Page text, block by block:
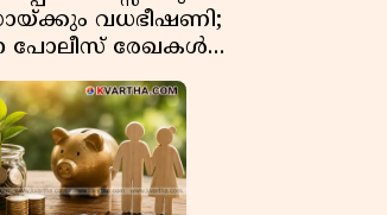
വധഭീഷണി;
പോലീസ് രേഖകൾ
പുറത്ത്